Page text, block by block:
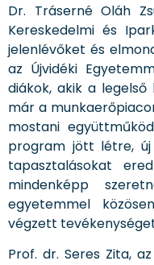
Dr. Tráserné Oláh
Kereskedelmi és
jelenlévőket és
az Újvidéki
diákok, akik a
már a
mostani
program jött létre,
tapasztalásokat
mindenképp
egyetemmel
végzett
Prof. dr. Seres Zita,